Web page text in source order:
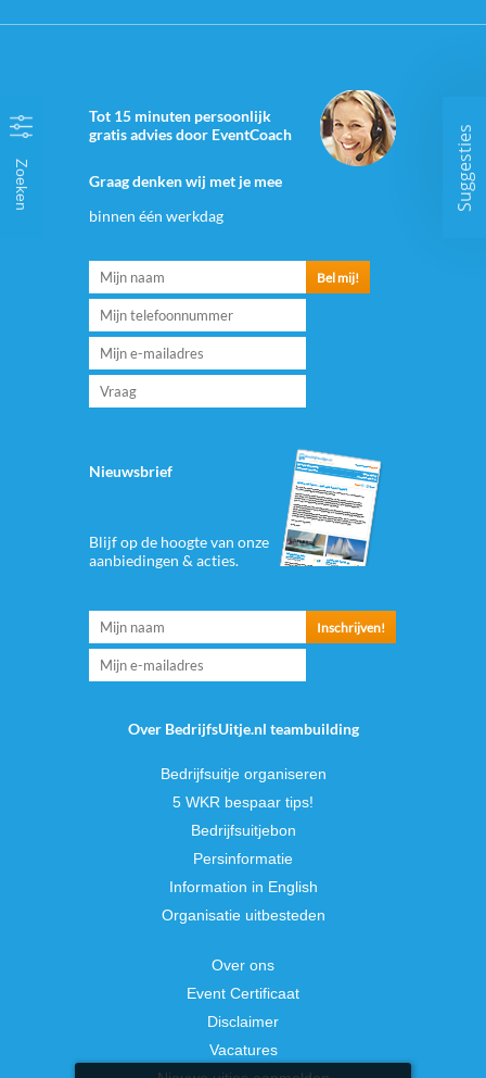
Zoeken
Tot 15 minuten persoonlijk
gratis advies door EventCoach
Graag denken wij met je mee
binnen één werkdag
Nieuwsbrief
Blijf op de hoogte van onze
aanbiedingen & acties.
Over BedrijfsUitje.nl teambuilding
Bedrijfsuitje organiseren
5 WKR bespaar tips!
Bedrijfsuitjebon
Persinformatie
Information in English
Organisatie uitbesteden
Over ons
Event Certificaat
Disclaimer
Vacatures
Suggesties